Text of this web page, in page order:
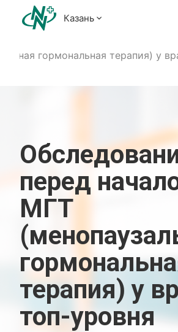
Казань
гормональная терапия) у
перед
МГТ
терапия) у
топ-уровня